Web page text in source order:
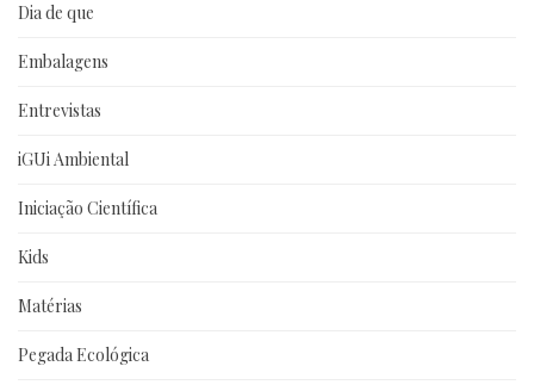
Dia de que
Embalagens
Entrevistas
iGUi Ambiental
Iniciação Científica
Kids
Matérias
Pegada Ecológica